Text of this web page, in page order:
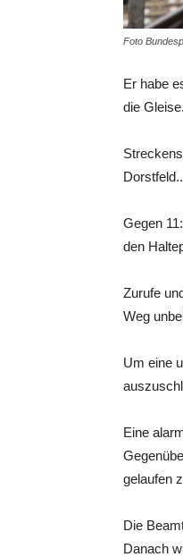
Foto
Er habe
die Gleise.
Dorstfeld..
Gegen
den
Zurufe
Weg
Um eine
Eine
gelaufen
Die
Danach